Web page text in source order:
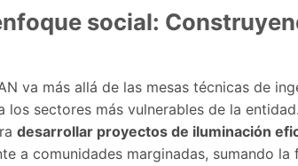
social:
va más allá de las mesas técnicas de
los sectores más vulnerables de la
desarrollar proyectos de iluminación
a comunidades marginadas, sumando la